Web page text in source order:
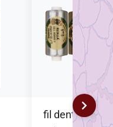
fil dentelle